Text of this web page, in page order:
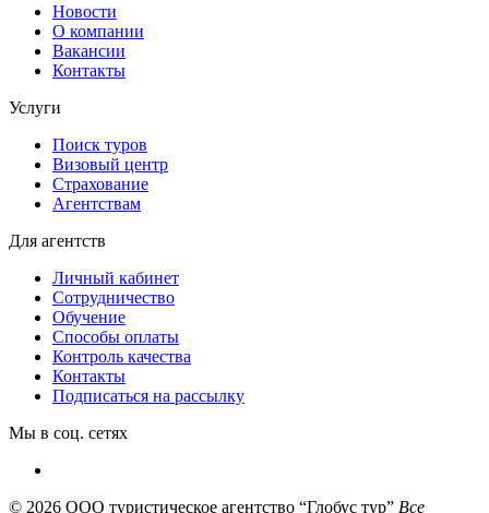
Новости
О компании
Вакансии
Контакты
Услуги
Поиск туров
Визовый центр
Страхование
Агентствам
Для агентств
Личный кабинет
Сотрудничество
Обучение
Способы оплаты
Контроль качества
Контакты
Подписаться на рассылку
Мы в соц. сетях
© 2026 ООО туристическое агентство “Глобус тур” Все